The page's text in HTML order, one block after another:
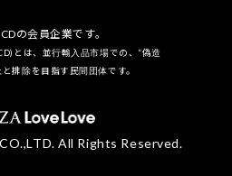
の会員企業です。
とは、並行輸入品市場での、“偽造
排除を目指す民間団体です。
All Rights Reserved.